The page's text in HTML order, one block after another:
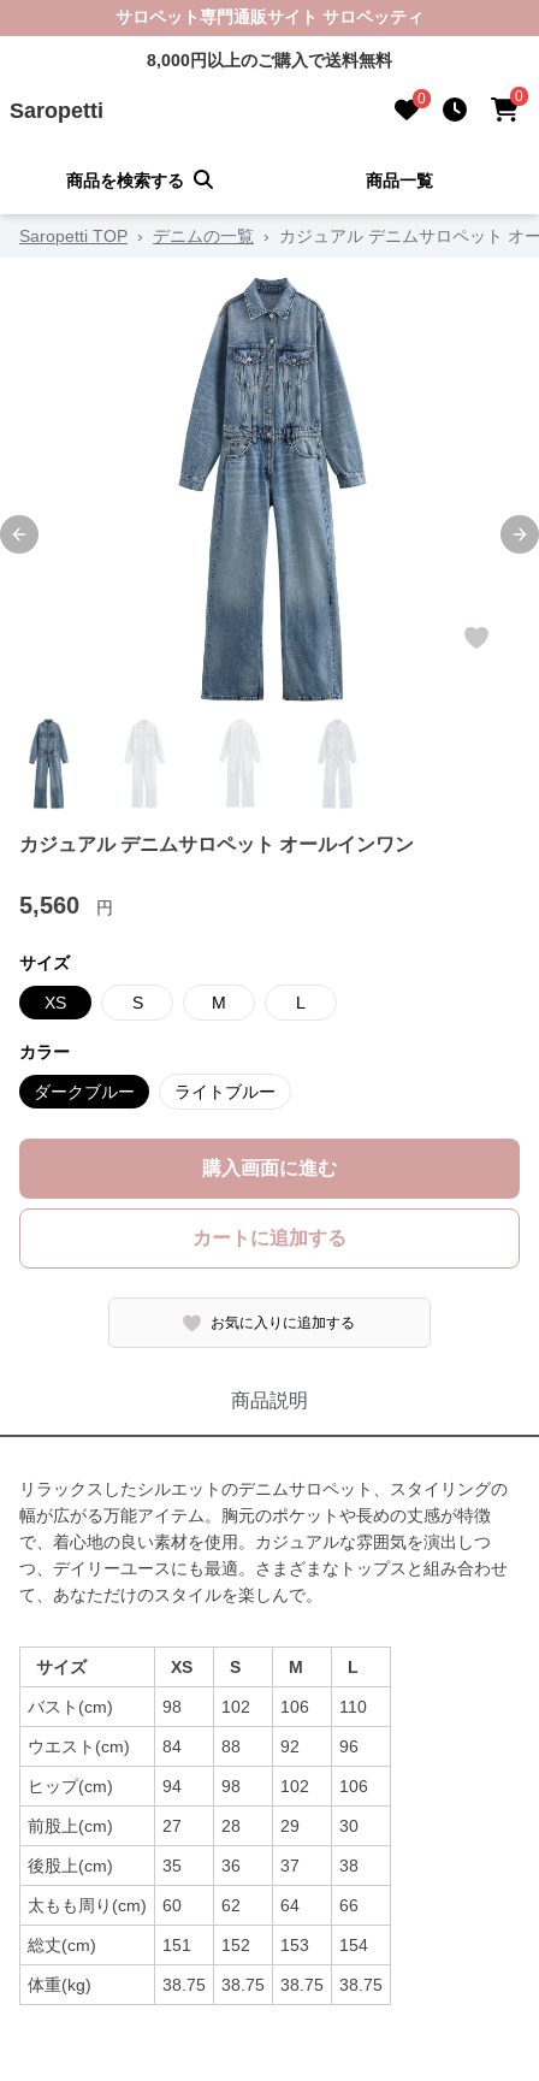
サロペット専門通販サイト サロペッティ
8,000円以上のご購入で送料無料
Saropetti 0 0
商品を検索する 商品一覧
Saropetti TOP › デニムの一覧 › カジュアル デニムサロペット オ
Previous slide
カジュアル デニムサロペット オールインワン
5,560 円
サイズ
XS S M L
カラー
ダークブルー ライトブルー
購入画面に進む
カートに追加する
お気に入りに追加する
商品説明
リラックスしたシルエットのデニムサロペット、スタイリングの
幅が広がる万能アイテム。胸元のポケットや長めの丈感が特徴
で、着心地の良い素材を使用。カジュアルな雰囲気を演出しつ
つ、デイリーユースにも最適。さまざまなトップスと組み合わせ
て、あなただけのスタイルを楽しんで。
サイズ XS S M L
バスト(cm) 98 102 106 110
ウエスト(cm) 84 88 92 96
ヒップ(cm) 94 98 102 106
前股上(cm) 27 28 29 30
後股上(cm) 35 36 37 38
太もも周り(cm) 60 62 64 66
総丈(cm) 151 152 153 154
体重(kg) 38.75 38.75 38.75 38.75